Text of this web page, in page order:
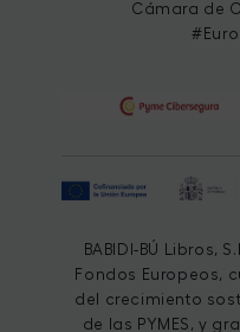
Cámara de
BABIDI-BÚ Libros,
Fondos Europeos,
del crecimiento
de las PYMES, y